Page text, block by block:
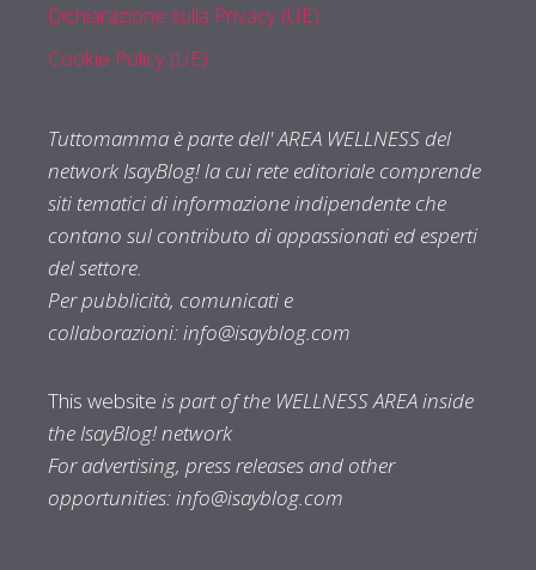
Dichiarazione sulla Privacy (UE)
Cookie Policy (UE)
Tuttomamma è parte dell' AREA WELLNESS del
network IsayBlog! la cui rete editoriale comprende
siti tematici di informazione indipendente che
contano sul contributo di appassionati ed esperti
del settore.
Per pubblicità, comunicati e
collaborazioni:info@isayblog.com
This website is part of the WELLNESS AREA inside
the IsayBlog! network
For advertising, press releases and other
opportunities:info@isayblog.com